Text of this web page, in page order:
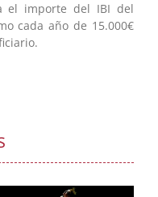
el importe del IBI del
cada año de 15.000€